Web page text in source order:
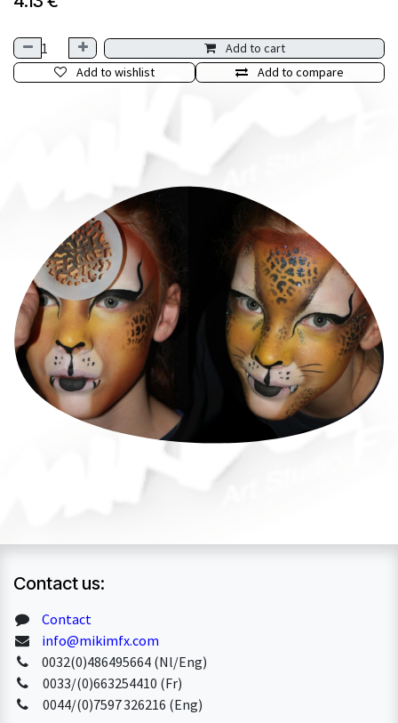
Add to cart
Add to compare
Add to wishlist
Contact us:
Contact
info@mikimfx.com
0032(0)486495664 (Nl/Eng)
0033/(0)663254410 (Fr)
0044/(0)7597 326216 (Eng)